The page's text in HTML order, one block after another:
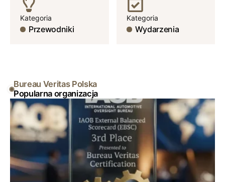
Kategoria
Przewodniki
Kategoria
Wydarzenia
Popularna organizacja
Bureau Veritas Polska